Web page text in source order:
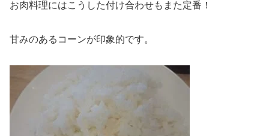
お肉料理にはこうした付け合わせもまた定番！
甘みのあるコーンが印象的です。